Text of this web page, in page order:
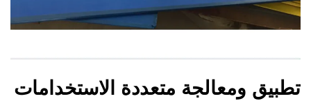
تطبيق ومعالجة متعددة الاستخدامات